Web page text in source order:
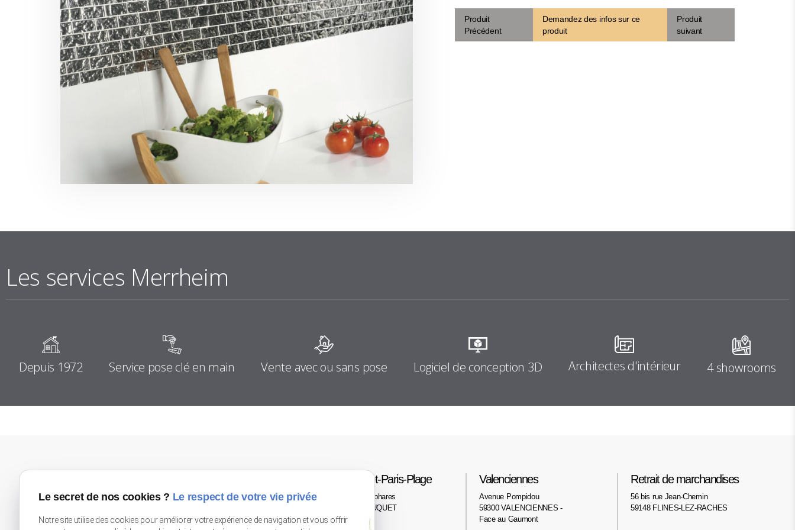
Produit
Précédent
Demandez des infos sur ce
produit
Produit
suivant
Les services Merrheim
Depuis 1972 Service pose clé en main Vente avec ou sans pose Logiciel de conception 3D Architectes d'intérieur 4 showrooms
80 rue du Moulin
Zone Unexpo
59113 SECLIN
Le Touquet-Paris-Plage
2 avenue des phares
62520 LE TOUQUET
Valenciennes
Avenue Pompidou
59300 VALENCIENNES -
Face au Gaumont
Retrait de marchandises
56 bis rue Jean-Chemin
59148 FLINES-LEZ-RACHES
Le secret de nos cookies ? Le respect de votre vie privée
Notre site utilise des cookies pour améliorer votre expérience de navigation et vous offrir